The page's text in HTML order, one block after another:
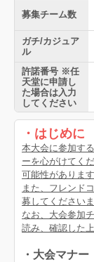
募集チーム数
ガチ/カジュア
ル
許諾番号 ※任
天堂に申請し
た場合は入力
してください
・はじめに
本大会に参加す
ーを心がけてく
可能性があります
また、フレンド
募してください
なお、大会参加
読み、確認した
・大会マナー